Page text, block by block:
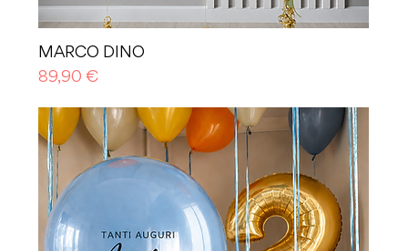
MARCO DINO
Prezzo
89,90 €